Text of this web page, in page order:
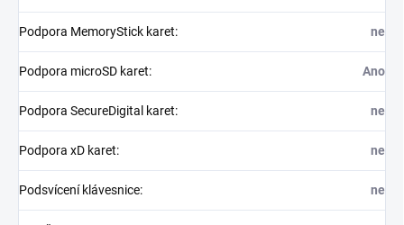
Podpora MemoryStick karet: ne
Podpora microSD karet: Ano
Podpora SecureDigital karet: ne
Podpora xD karet: ne
Podsvícení klávesnice: ne